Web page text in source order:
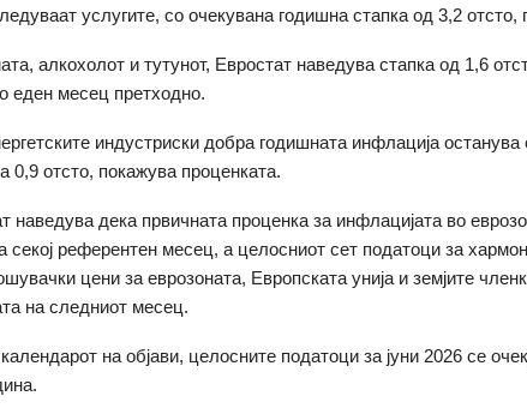
услугите, со очекувана годишна стапка од 3,2 отсто,
алкохолот и тутунот, Евростат наведува стапка од 1,6
еден месец претходно.
индустриски добра годишната инфлација
0,9 отсто, покажува проценката.
наведува дека првичната проценка за инфлацијата во
секој референтен месец, а целосниот сет податоци за
цени за еврозоната, Европската унија и земјите
на следниот месец.
на објави, целосните податоци за јуни 2026 се